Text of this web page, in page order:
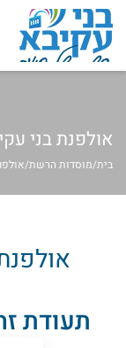
אולפנת בני
בית/מוסדות הרשת/
תעודת